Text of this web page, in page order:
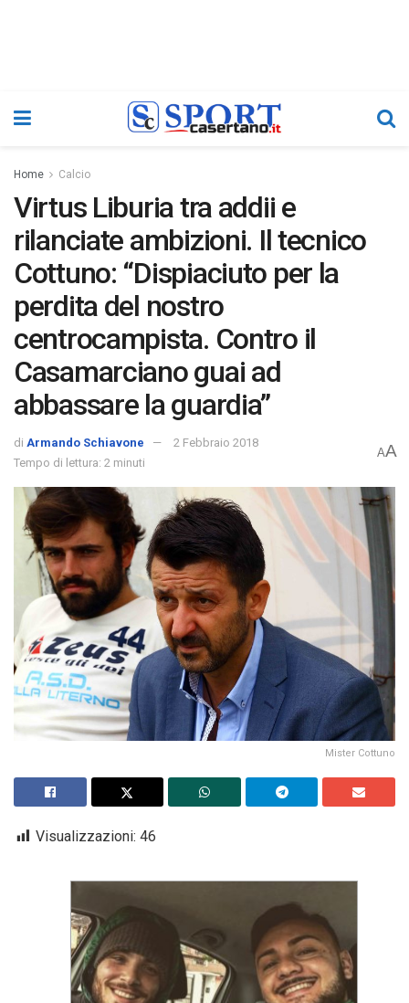
Home Calcio
Virtus Liburia tra addii e
rilanciate ambizioni. Il tecnico
Cottuno: “Dispiaciuto per la
perdita del nostro
centrocampista. Contro il
Casamarciano guai ad
abbassare la guardia”
di Armando Schiavone
2 Febbraio 2018
Tempo di lettura: 2 minuti
AA
Mister Cottuno
Visualizzazioni: 46